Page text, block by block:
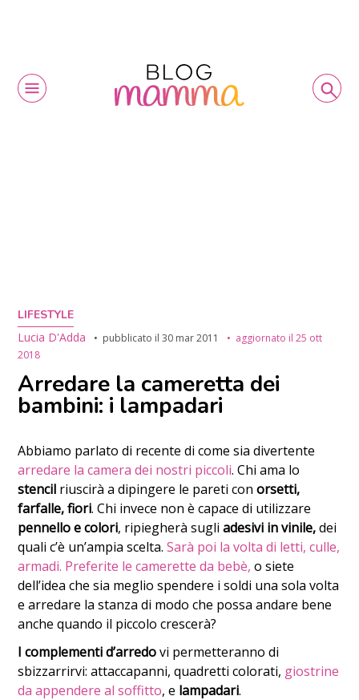
LIFESTYLE
Lucia D'Adda
pubblicato il30 mar 2011 aggiornato il25 ott
2018
Arredare la cameretta dei
bambini: i lampadari
Abbiamo parlato di recente di come sia divertente
arredare la camera dei nostri piccoli. Chi ama lo
stencil riuscirà a dipingere le pareti conorsetti,
farfalle, fiori. Chi invece non è capace di utilizzare
pennello e colori, ripiegherà sugliadesivi in vinile,dei
quali c’è un’ampia scelta.Sarà poi la volta di letti, culle,
armadi. Preferite le camerette da bebè, o siete
dell’idea che sia meglio spendere i soldi una sola volta
e arredare la stanza di modo che possa andare bene
anche quando il piccolo crescerà?
I complementi d’arredovi permetteranno di
sbizzarrirvi: attaccapanni, quadretti colorati, giostrine
da appendere al soffitto, e lampadari.